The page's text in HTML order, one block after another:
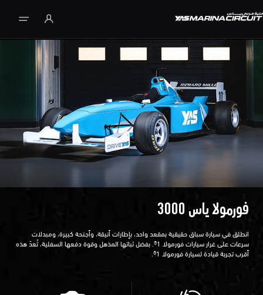
تخطي إلى المحتوى الرئيسي
فورمولا ياس 3000
انطلق في سيارة سباق حقيقية بمقعد واحد، بإطارات أنيقة، وأجنحة كبيرة، ومبدلات
سرعات على غرار سيارات فورمولا 1®. بفضل ثباتها المذهل وقوة دفعها السفلية، تُعدّ هذه
أقرب تجربة قيادة لسيارة فورمولا 1®.